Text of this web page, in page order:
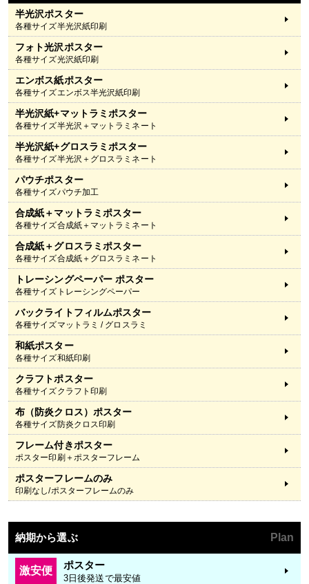
半光沢ポスター
各種サイズ半光沢紙印刷
フォト光沢ポスター
各種サイズ光沢紙印刷
エンボス紙ポスター
各種サイズエンボス半光沢紙印刷
半光沢紙+マットラミポスター
各種サイズ半光沢＋マットラミネート
半光沢紙+グロスラミポスター
各種サイズ半光沢＋グロスラミネート
パウチポスター
各種サイズパウチ加工
合成紙＋マットラミポスター
各種サイズ合成紙＋マットラミネート
合成紙＋グロスラミポスター
各種サイズ合成紙＋グロスラミネート
トレーシングペーパー ポスター
各種サイズトレーシングペーパー
バックライトフィルムポスター
各種サイズマットラミ / グロスラミ
和紙ポスター
各種サイズ和紙印刷
クラフトポスター
各種サイズクラフト印刷
布（防炎クロス）ポスター
各種サイズ防炎クロス印刷
フレーム付きポスター
ポスター印刷＋ポスターフレーム
ポスターフレームのみ
印刷なし/ポスターフレームのみ
納期から選ぶ Plan
激安便 ポスター
3日後発送で最安値